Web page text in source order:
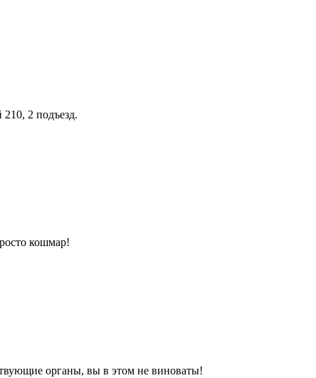
2 подъезд.
кошмар!
органы, вы в этом не виноваты!